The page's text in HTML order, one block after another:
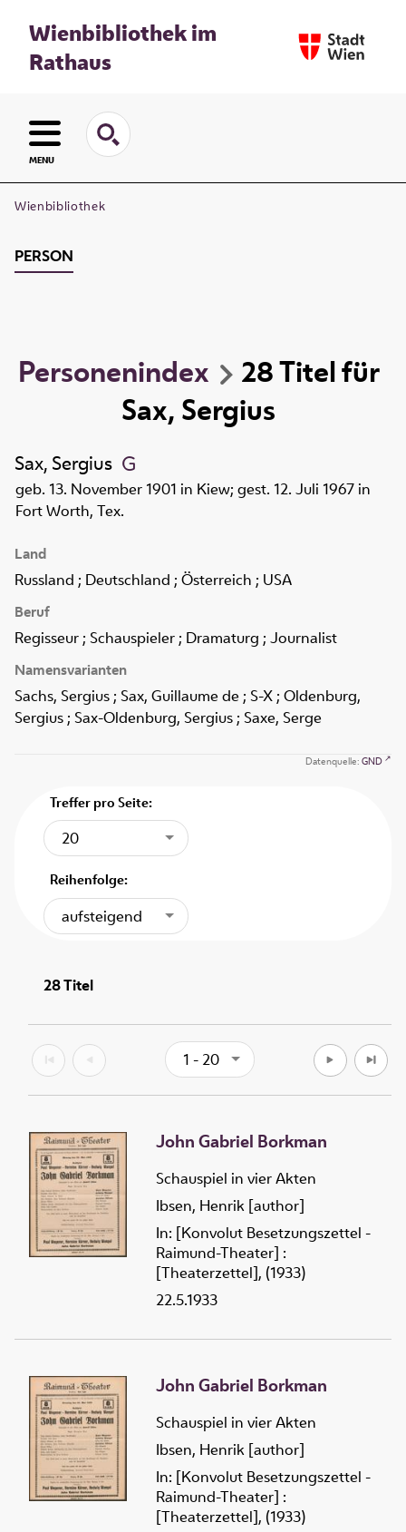
Wienbibliothek im
Rathaus
MENU
Wienbibliothek
PERSON
Personenindex 28Titelfür
Sax, Sergius
Sax, Sergius
geb. 13. November 1901 in Kiew; gest. 12. Juli 1967 in
Fort Worth, Tex.
Land
Russland ; Deutschland ; Österreich ; USA
Beruf
Regisseur ; Schauspieler ; Dramaturg ; Journalist
Namensvarianten
Sachs, Sergius ; Sax, Guillaume de ; S-X ; Oldenburg,
Sergius ; Sax-Oldenburg, Sergius ; Saxe, Serge
Datenquelle: GND
Treffer pro Seite:
20
Reihenfolge:
aufsteigend
28Titel
1 - 20
John Gabriel Borkman
Schauspiel in vier Akten
Ibsen, Henrik [author]
In: [Konvolut Besetzungszettel -
Raimund-Theater] :
[Theaterzettel], (1933)
22.5.1933
John Gabriel Borkman
Schauspiel in vier Akten
Ibsen, Henrik [author]
In: [Konvolut Besetzungszettel -
Raimund-Theater] :
[Theaterzettel], (1933)